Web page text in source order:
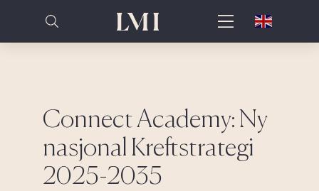
Connect Academy: Ny
nasjonal Kreftstrategi
2025-2035